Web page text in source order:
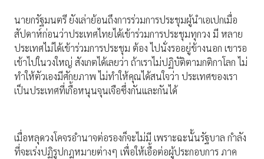
นายกรัฐมนตรี ยังเล่าย้อนถึงการร่วมการประชุมผู้นำเอเปกเมื่อ
สัปดาห์ก่อนว่าประเทศไทยได้เข้าร่วมการประชุมทุกวง มี หลาย
ประเทศไม่ได้เข้าร่วมการประชุม ต้อง ไปนั่งรออยู่ข้างนอก เขารอ
เข้าไปในวงใหญ่ สังเกตได้เลยว่า ถ้าเราไม่ปฏิบัติตามกติกาโลก ไม่
ทำให้ตัวเองมีศักยภาพ ไม่ทำให้คุณได้สนใจว่า ประเทศของเรา
เป็นประเทศที่เกื้อหนุนจุนเจือซึ่งกันและกันได้
เมื่อหลุดวงโคจรอำนาจต่อรองก็จะไม่มี เพราะฉะนั้นรัฐบาล กำลัง
ที่จะเร่งปฏิรูปกฎหมายต่างๆ เพื่อให้เอื้อต่อผู้ประกอบการ ภาค